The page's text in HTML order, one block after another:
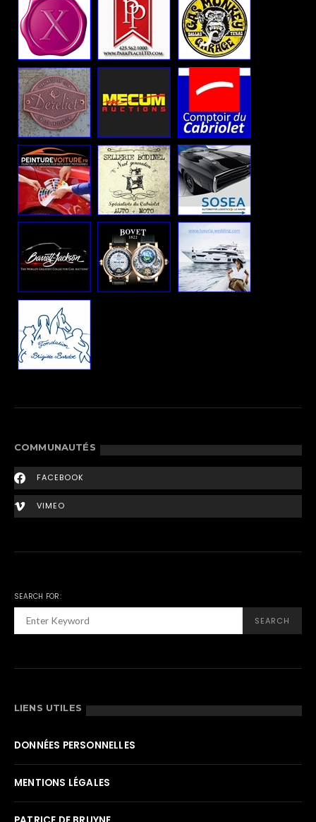
COMMUNAUTÉS
FACEBOOK
VIMEO
SEARCH FOR:
SEARCH
LIENS UTILES
DONNÉES PERSONNELLES
MENTIONS LÉGALES